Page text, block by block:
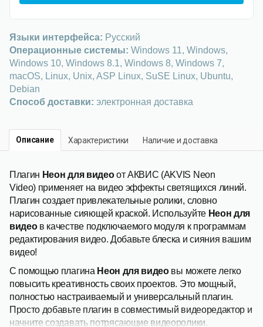
Языки интерфейса: Русский
Операционные системы: Windows 11, Windows,
Windows 10, Windows 8.1, Windows 8, Windows 7,
macOS, Linux, Unix, ASP Linux, SuSE Linux, Ubuntu,
Debian
Способ доставки: электронная доставка
Описание Характеристики Наличие и доставка
Плагин Неон для видеоот АКВИС (AKVIS Neon
Video) применяет на видео эффекты светящихся линий.
Плагин создает привлекательные ролики, словно
нарисованные сияющей краской. Используйте Неон для
видеов качестве подключаемого модуля к программам
редактирования видео. Добавьте блеска и сияния вашим
видео!
С помощью плагина Неон для видеовы можете легко
повысить креативность своих проектов. Это мощный,
полностью настраиваемый и универсальный плагин.
Просто добавьте плагин в совместимый видеоредактор и
начните создавать потрясающие видеоролики.